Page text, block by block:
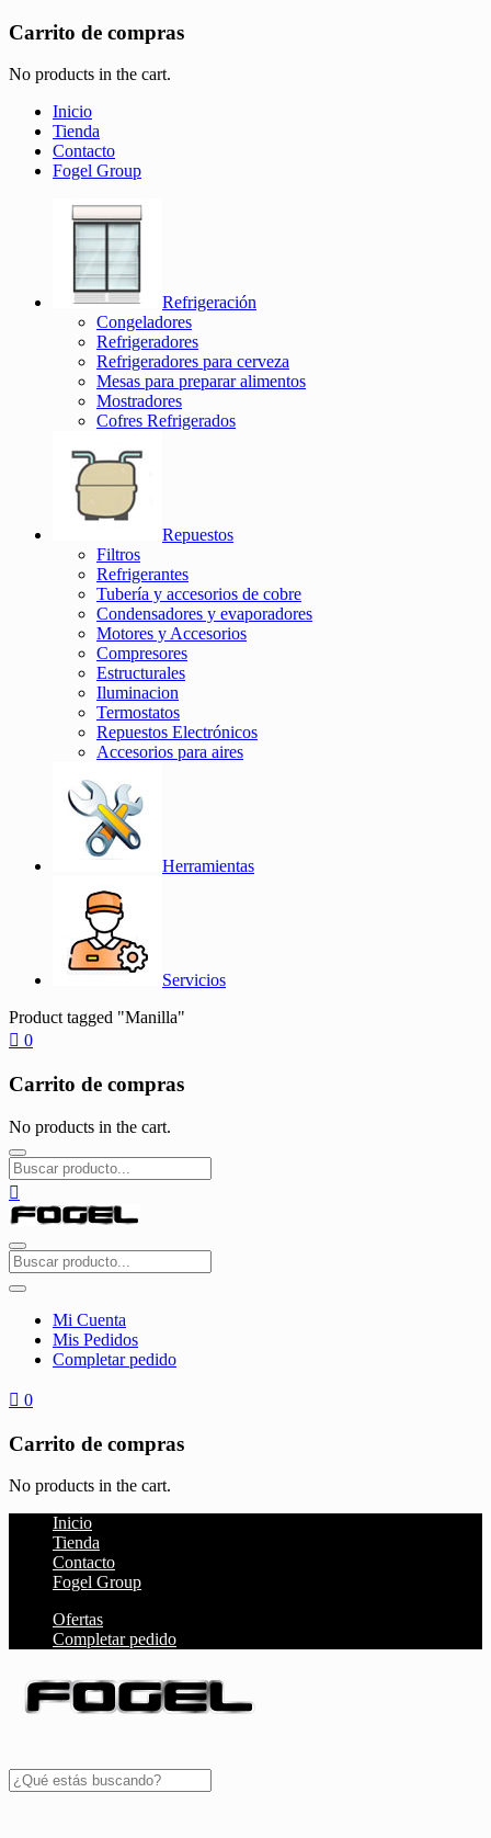
Carrito de compras
No products in the cart.
Inicio
Tienda
Contacto
Fogel Group
Refrigeración
Congeladores
Refrigeradores
Refrigeradores para cerveza
Mesas para preparar alimentos
Mostradores
Cofres Refrigerados
Repuestos
Filtros
Refrigerantes
Tubería y accesorios de cobre
Condensadores y evaporadores
Motores y Accesorios
Compresores
Estructurales
Iluminacion
Termostatos
Repuestos Electrónicos
Accesorios para aires
Herramientas
Servicios
Product tagged "Manilla"
0
Carrito de compras
No products in the cart.
Mi Cuenta
Mis Pedidos
Completar pedido
0
Carrito de compras
No products in the cart.
Inicio
Tienda
Contacto
Fogel Group
Ofertas
Completar pedido